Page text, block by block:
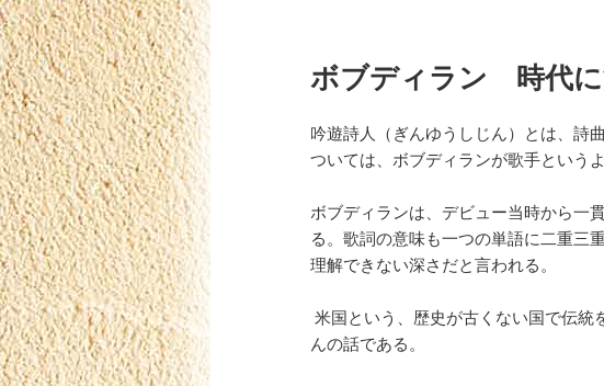
ボブディラン 時代に
吟遊詩人（ぎんゆうしじん）とは、詩
ついては、ボブディランが歌手という
ボブディランは、デビュー当時から一
る。歌詞の意味も一つの単語に二重三
理解できない深さだと言われる。
米国という、歴史が古くない国で伝統
んの話である。